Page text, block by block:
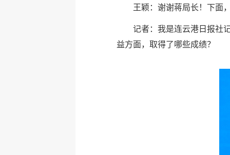
王颖：谢谢蒋局长！下面
记者：我是连云港日报社
益方面，取得了哪些成绩？